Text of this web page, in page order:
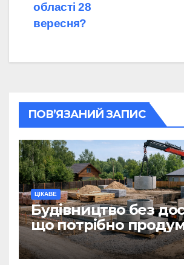
області 28
вересня?
ПОВ’ЯЗАНИЙ ЗАПИС
ЦІКАВЕ
Будівництво без
що потрібно
першої доставки на
ділянку